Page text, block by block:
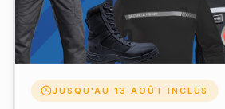
Envoyer mon avis
JUSQU'AU 13 AOÛT INCLUS